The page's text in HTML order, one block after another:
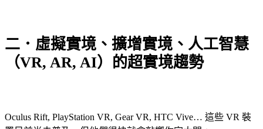
二．虛擬實境、擴增實境、人工智慧
（VR, AR, AI）的超實境趨勢
Oculus Rift, PlayStation VR, Gear VR, HTC Vive… 這些 VR 裝